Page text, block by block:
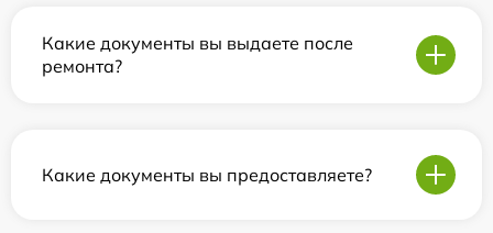
Какие документы вы выдаете после
ремонта?
Какие документы вы предоставляете?